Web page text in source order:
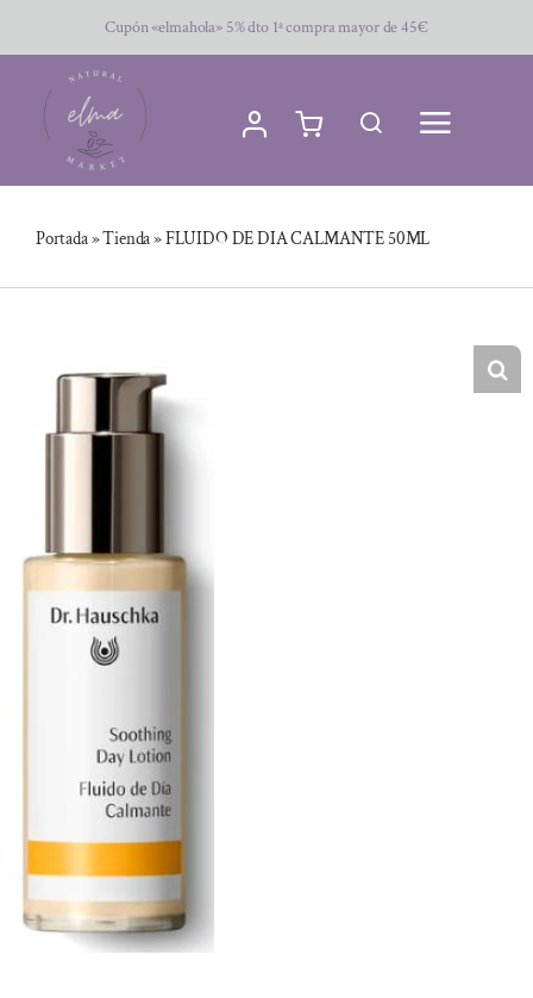
al
contenido
Cupón «elmahola» 5% dto 1ª compra mayor de 45€
Portada»Tienda»FLUIDO DE DIA CALMANTE 50ML